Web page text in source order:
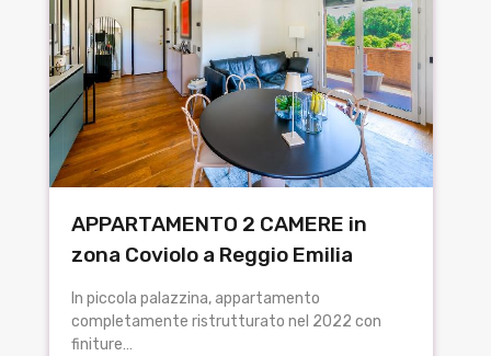
APPARTAMENTO 2 CAMERE in
zona Coviolo a Reggio Emilia
In piccola palazzina, appartamento
completamente ristrutturato nel 2022 con
finiture…